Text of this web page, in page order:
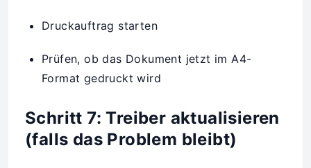
Druckauftrag starten
Prüfen, ob das Dokument jetzt im A4-
Format gedruckt wird
Schritt 7: Treiber aktualisieren
(falls das Problem bleibt)